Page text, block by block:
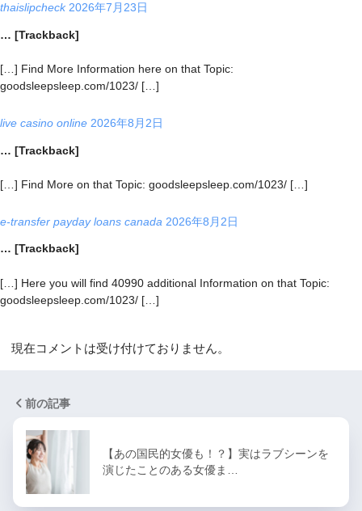
thaislipcheck 2026年7月23日
… [Trackback]
[…] Find More Information here on that Topic:
goodsleepsleep.com/1023/ […]
live casino online 2026年8月2日
… [Trackback]
[…] Find More on that Topic: goodsleepsleep.com/1023/ […]
e-transfer payday loans canada 2026年8月2日
… [Trackback]
[…] Here you will find 40990 additional Information on that Topic:
goodsleepsleep.com/1023/ […]
現在コメントは受け付けておりません。
前の記事
【あの国民的女優も！？】実はラブシーンを
演じたことのある女優ま…